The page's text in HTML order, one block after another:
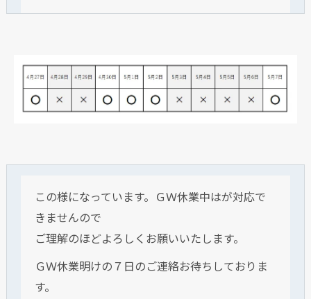
この様になっています。ＧＷ休業中はが対応で
きませんので
ご理解のほどよろしくお願いいたします。
ＧＷ休業明けの７日のご連絡お待ちしておりま
す。